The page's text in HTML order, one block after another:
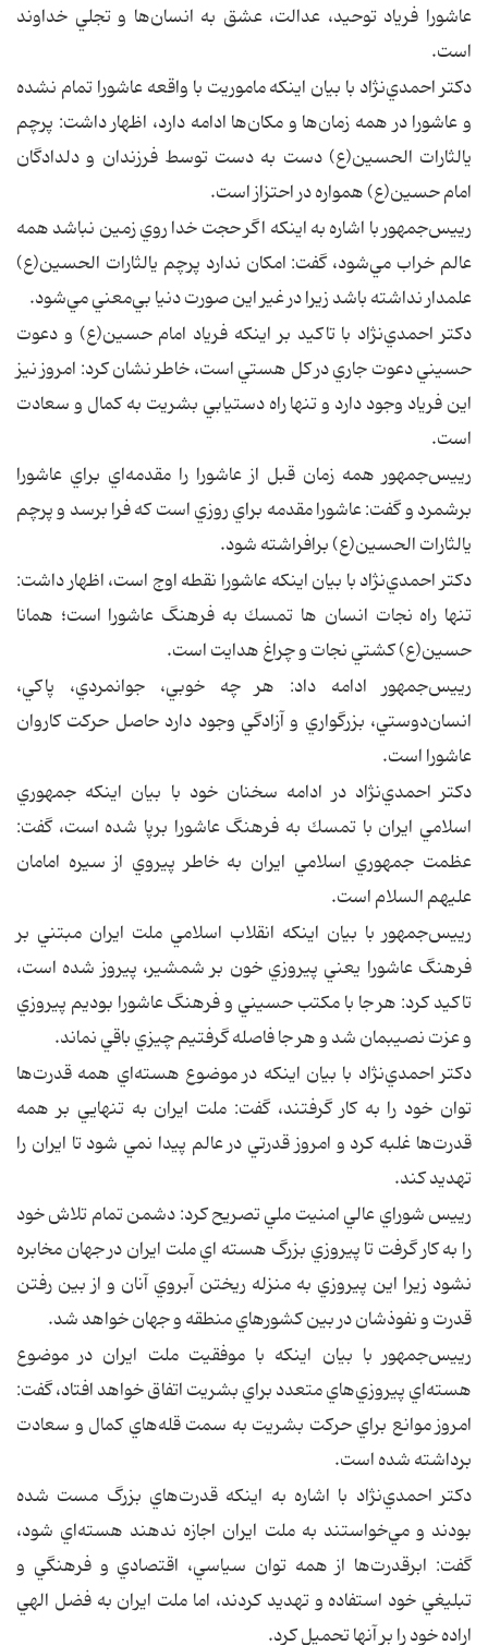
عاشورا فرياد توحيد، عدالت، عشق به انسان‌ها و تجلي خداوند
است.
دكتر احمدي‌نژاد با بيان اينكه ماموريت با واقعه عاشورا تمام نشده
و عاشورا در همه زمان‌ها و مكان‌ها ادامه دارد، اظهار داشت: پرچم
يالثارات الحسين(ع) دست به دست توسط فرزندان و دلدادگان
امام حسين(ع) همواره در احتزاز است.
رييس‌جمهور با اشاره به اينكه اگر حجت خدا روي زمين نباشد همه
عالم خراب مي‌شود، گفت: امكان ندارد پرچم يالثارات الحسين(ع)
علمدار نداشته باشد زيرا در غير اين صورت دنيا بي‌معني مي‌شود.
دكتر احمدي‌نژاد با تاكيد بر اينكه فرياد امام حسين(ع) و دعوت
حسيني دعوت جاري در كل هستي است، خاطر نشان كرد: امروز نيز
اين فرياد وجود دارد و تنها راه دستيابي بشريت به كمال و سعادت
است.
رييس‌جمهور همه زمان قبل از عاشورا را مقدمه‌اي براي عاشورا
برشمرد و گفت: عاشورا مقدمه‌ براي روزي است كه فرا برسد و پرچم
يالثارات الحسين(ع) برافراشته شود.
دكتر احمدي‌نژاد با بيان اينكه عاشورا نقطه اوج است، اظهار داشت:
تنها راه نجات انسان ها تمسك به فرهنگ عاشورا است؛ همانا
حسين(ع) كشتي نجات و چراغ هدايت است.
رييس‌جمهور ادامه داد: هر چه خوبي، جوانمردي، پاكي،
انسان‌دوستي، بزرگواري و آزادگي وجود دارد حاصل حركت كاروان
عاشورا است.
دكتر احمدي‌نژاد در ادامه سخنان خود با بيان اينكه جمهوري
اسلامي ايران با تمسك به فرهنگ عاشورا برپا شده است، گفت:
عظمت جمهوري اسلامي ايران به خاطر پيروي از سيره امامان
عليهم السلام است.
رييس‌جمهور با بيان اينكه انقلاب اسلامي ملت ايران مبتني بر
فرهنگ عاشورا يعني پيروزي خون بر شمشير،‌ پيروز شده است،
تاكيد كرد: هر جا با مكتب حسيني و فرهنگ عاشورا بوديم پيروزي
و عزت نصيبمان شد و هر جا فاصله گرفتيم چيزي باقي نماند.
دكتر احمدي‌نژاد با بيان اينكه در موضوع هسته‌اي همه قدرت‌ها
توان خود را به كار گرفتند، گفت: ملت ايران به تنهايي بر همه
قدرت‌ها غلبه كرد و امروز قدرتي در عالم پيدا نمي شود تا ايران را
تهديد کند.
رييس شوراي عالي امنيت ملي تصريح کرد: دشمن تمام تلاش خود
را به کار گرفت تا پيروزي بزرگ هسته اي ملت ايران در جهان مخابره
نشود زيرا اين پيروزي به منزله ريختن آبروي آنان و از بين رفتن
قدرت و نفوذشان در بين کشورهاي منطقه و جهان خواهد شد.
رييس‌جمهور با بيان اينكه با موفقيت ملت ايران در موضوع
هسته‌اي پيروزي‌هاي متعدد براي بشريت اتفاق خواهد افتاد، گفت:
امروز موانع براي حركت بشريت به سمت قله‌هاي كمال و سعادت
برداشته شده است.
دكتر احمدي‌نژاد با اشاره به اينكه قدرت‌هاي بزرگ مست شده
بودند و مي‌خواستند به ملت ايران اجازه ندهند هسته‌اي شود،
گفت: ابرقدرت‌ها از همه توان سياسي، اقتصادي و فرهنگي و
تبليغي خود استفاده و تهديد كردند، اما ملت ايران به فضل الهي
اراده خود را بر آنها تحميل كرد.